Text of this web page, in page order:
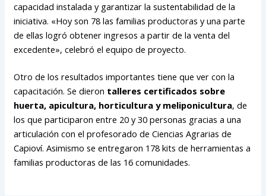
capacidad instalada y garantizar la sustentabilidad de la
iniciativa. «Hoy son 78 las familias productoras y una parte
de ellas logró obtener ingresos a partir de la venta del
excedente», celebró el equipo de proyecto.
Otro de los resultados importantes tiene que ver con la
capacitación. Se dieron talleres certificados sobre
huerta, apicultura, horticultura y meliponicultura, de
los que participaron entre 20 y 30 personas gracias a una
articulación con el profesorado de Ciencias Agrarias de
Capioví. Asimismo se entregaron 178 kits de herramientas a
familias productoras de las 16 comunidades.